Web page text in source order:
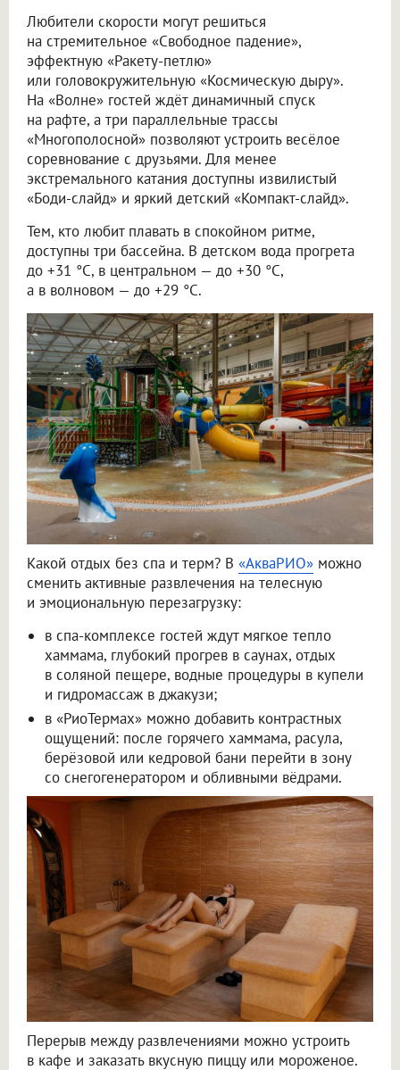
Любители скорости могут решиться
на стремительное «Свободное падение»,
эффектную «Ракету-петлю»
или головокружительную «Космическую дыру».
На «Волне» гостей ждёт динамичный спуск
на рафте, а три параллельные трассы
«Многополосной» позволяют устроить весёлое
соревнование с друзьями. Для менее
экстремального катания доступны извилистый
«Боди-слайд» и яркий детский «Компакт-слайд».
Тем, кто любит плавать в спокойном ритме,
доступны три бассейна. В детском вода прогрета
до +31 °C, в центральном — до +30 °C,
а в волновом — до +29 °C.
Какой отдых без спа и терм? В «АкваРИО» можно
сменить активные развлечения на телесную
и эмоциональную перезагрузку:
в спа-комплексе гостей ждут мягкое тепло
хаммама, глубокий прогрев в саунах, отдых
в соляной пещере, водные процедуры в купели
и гидромассаж в джакузи;
в «РиоТермах» можно добавить контрастных
ощущений: после горячего хаммама, расула,
берёзовой или кедровой бани перейти в зону
со снегогенератором и обливными вёдрами.
Перерыв между развлечениями можно устроить
в кафе и заказать вкусную пиццу или мороженое.